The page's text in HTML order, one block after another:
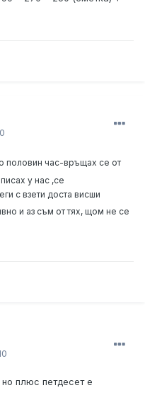
половин час-връщах се от
у нас ,се
с взети доста висши
и аз съм от тях, щом не се
плюс петдесет е